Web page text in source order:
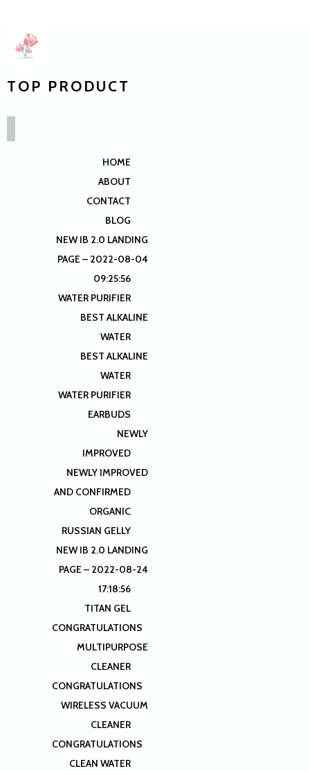
TOP PRODUCT
HOME
ABOUT
CONTACT
BLOG
NEW IB 2.0 LANDING
PAGE – 2022-08-04
09:25:56
WATER PURIFIER
BEST ALKALINE
WATER
BEST ALKALINE
WATER
WATER PURIFIER
EARBUDS
NEWLY
IMPROVED
NEWLY IMPROVED
AND CONFIRMED
ORGANIC
RUSSIAN GELLY
NEW IB 2.0 LANDING
PAGE – 2022-08-24
17:18:56
TITAN GEL
CONGRATULATIONS
MULTIPURPOSE
CLEANER
CONGRATULATIONS
WIRELESS VACUUM
CLEANER
CONGRATULATIONS
CLEAN WATER